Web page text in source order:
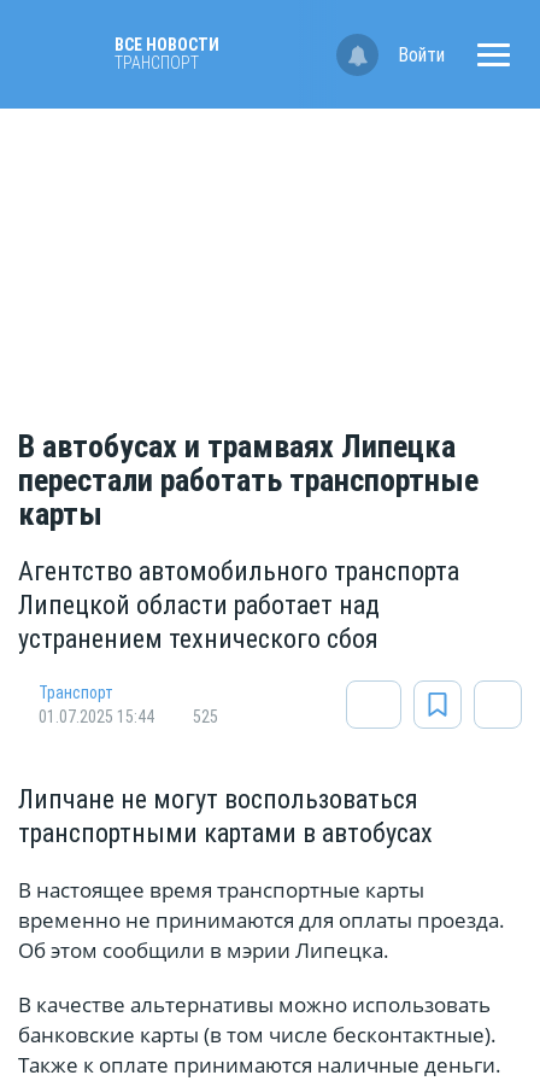
ВСЕ НОВОСТИ
ТРАНСПОРТ
Войти
В автобусах и трамваях Липецка
перестали работать транспортные
карты
Агентство автомобильного транспорта
Липецкой области работает над
устранением технического сбоя
Транспорт
01.07.2025 15:44
525
Липчане не могут воспользоваться
транспортными картами в автобусах
В настоящее время транспортные карты
временно не принимаются для оплаты проезда.
Об этом сообщили в мэрии Липецка.
В качестве альтернативы можно использовать
банковские карты (в том числе бесконтактные).
Также к оплате принимаются наличные деньги.